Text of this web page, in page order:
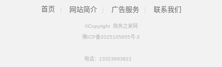
首页 网站简介 广告服务 联系我们
©Copyright 商务之家网
豫ICP备2025105855号-3
电话： 13323693821